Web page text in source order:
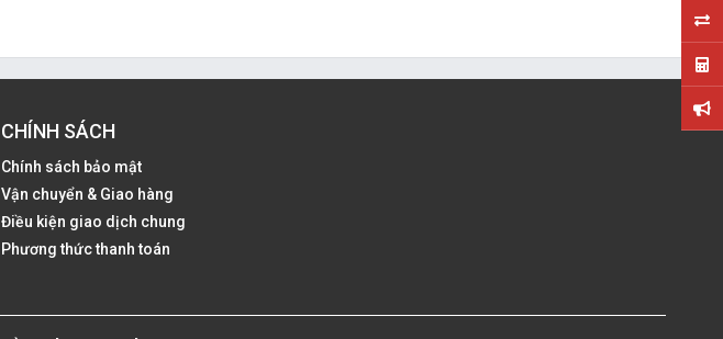
CHÍNH SÁCH
Chính sách bảo mật
Vận chuyển & Giao hàng
Điều kiện giao dịch chung
Phương thức thanh toán